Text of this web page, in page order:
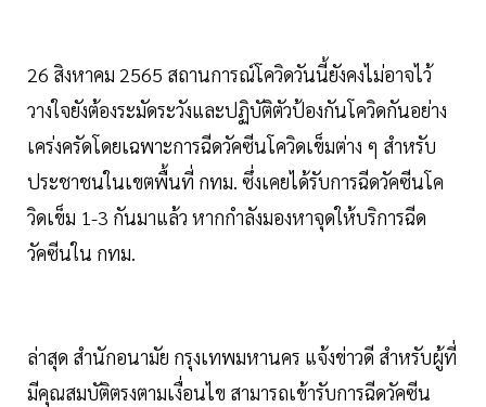
26 สิงหาคม 2565 สถานการณ์โควิดวันนี้ยังคงไม่อาจไว้
วางใจยังต้องระมัดระวังและปฏิบัติตัวป้องกันโควิดกันอย่าง
เคร่งครัดโดยเฉพาะการฉีดวัคซีนโควิดเข็มต่าง ๆ สำหรับ
ประชาชนในเขตพื้นที่ กทม. ซึ่งเคยได้รับการฉีดวัคซีนโค
วิดเข็ม 1-3 กันมาแล้ว หากกำลังมองหาจุดให้บริการฉีด
วัคซีนใน กทม.
ล่าสุด สำนักอนามัย กรุงเทพมหานคร แจ้งข่าวดี สำหรับผู้ที่
มีคุณสมบัติตรงตามเงื่อนไข สามารถเข้ารับการฉีดวัคซีน